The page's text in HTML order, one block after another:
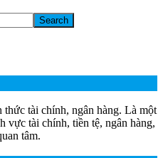
tài chính, ngân hàng. Là một
vực tài chính, tiền tệ, ngân hàng,
tâm.